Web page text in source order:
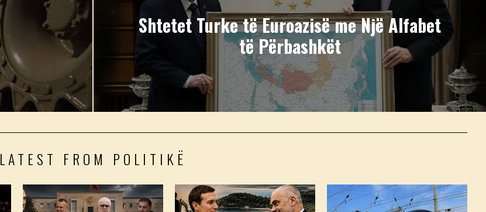
Shtetet Turke të Euroazisë me Një Alfabet
të Përbashkët
LATEST FROM POLITIKË